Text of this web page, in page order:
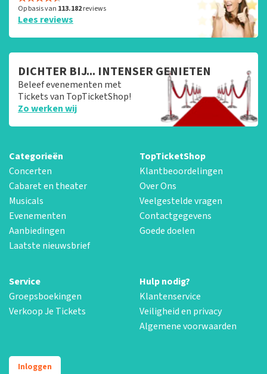
Op basis van 113.182reviews
Lees reviews
DICHTER BIJ... INTENSER GENIETEN
Beleef evenementen met
Tickets van TopTicketShop!
Zo werken wij
Categorieën
Concerten
Cabaret en theater
Musicals
Evenementen
Aanbiedingen
Laatste nieuwsbrief
TopTicketShop
Klantbeoordelingen
Over Ons
Veelgestelde vragen
Contactgegevens
Goede doelen
Service
Groepsboekingen
Verkoop Je Tickets
Hulp nodig?
Klantenservice
Veiligheid en privacy
Algemene voorwaarden
Inloggen